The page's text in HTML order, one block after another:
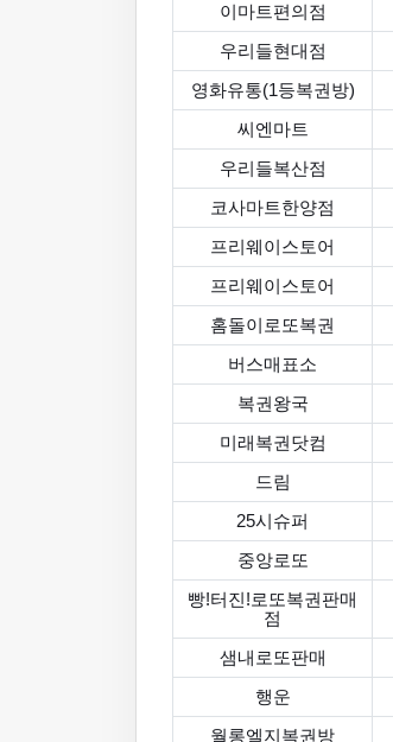
이마트편의점
우리들현대점
영화유통(1등복권방)
씨엔마트
우리들복산점
코사마트한양점
프리웨이스토어
프리웨이스토어
홈돌이로또복권
버스매표소
복권왕국
미래복권닷컴
드림
25시슈퍼
중앙로또
빵!터진!로또복권판매
점
샘내로또판매
행운
월롱엘지복권방